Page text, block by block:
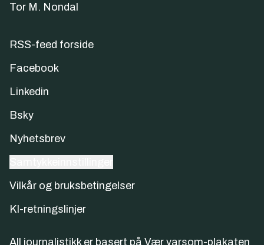
Tor M. Nondal
RSS-feed forside
Facebook
Linkedin
Bsky
Nyhetsbrev
Vilkår og bruksbetingelser
KI-retningslinjer
All journalistikk er basert på Vær varsom-plakaten